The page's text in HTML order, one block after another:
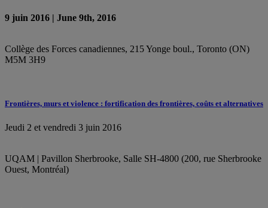
9 juin 2016 | June 9th, 2016
Collège des Forces canadiennes, 215 Yonge boul., Toronto (ON)
M5M 3H9
Frontières, murs et violence : fortification des frontières, coûts et alternatives
Jeudi 2 et vendredi 3 juin 2016
UQAM | Pavillon Sherbrooke, Salle SH-4800 (200, rue Sherbrooke
Ouest, Montréal)